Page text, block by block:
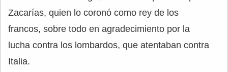
Zacarías, quien lo coronó como rey de los
francos, sobre todo en agradecimiento por la
lucha contra los lombardos, que atentaban contra
Italia.